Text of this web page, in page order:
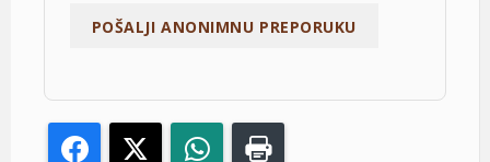
Facebook WhatsApp